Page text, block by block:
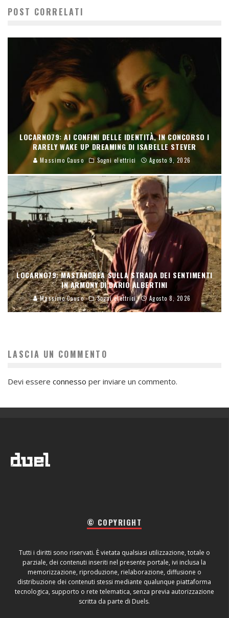
POST CORRELATI
LOCARNO79: AI CONFINI DELLE IDENTITÀ, IN CONCORSO I
RARELY WAKE UP DREAMING DI ISABELLE STEVER
Massimo Causo Sogni elettrici Agosto 9, 2026
LOCARNO79: MASTANDREA SULLA STRADA DEI SENTIMENTI
IN ARMONY DI DARIO ALBERTINI
Massimo Causo Sogni elettrici Agosto 8, 2026
LASCIA UN COMMENTO
Devi essere connesso per inviare un commento.
© COPYRIGHT
Tutti i diritti sono riservati. È vietata qualsiasi utilizzazione, totale o
parziale, dei contenuti inseriti nel presente portale, ivi inclusa la
memorizzazione, riproduzione, rielaborazione, diffusione o
distribuzione dei contenuti stessi mediante qualunque piattaforma
tecnologica, supporto o rete telematica, senza previa autorizzazione
scritta da parte di Duels.